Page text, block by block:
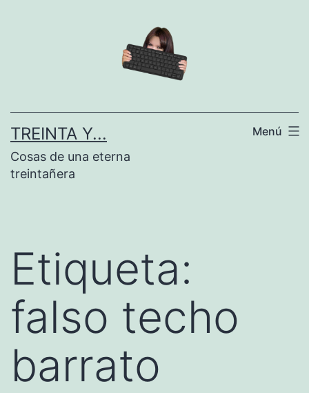
TREINTA Y...
Cosas de una eterna
treintañera
Menú
Etiqueta:
falso techo
barrato